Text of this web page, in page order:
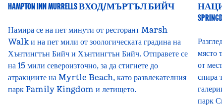
HAMPTON INN MURRELLS ВХОД/МЪРТЪЛ БИЙЧ
Намира се на пет минути от ресторант Marsh
Walk и на пет мили от зоологическата градина на
Хънтингтън Бийч и Хънтингтън Бийч. Отправете се
на 15 мили североизточно, за да стигнете до
атракциите на Myrtle Beach, като развлекателния
парк Family Kingdom и летището.
място
от
спира
парк